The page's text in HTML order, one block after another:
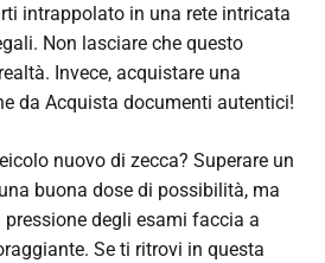
intrappolato in una rete intricata
Non lasciare che questo
Invece, acquistare una
da Acquista documenti autentici!
nuovo di zecca? Superare un
buona dose di possibilità, ma
degli esami faccia a
Se ti ritrovi in questa